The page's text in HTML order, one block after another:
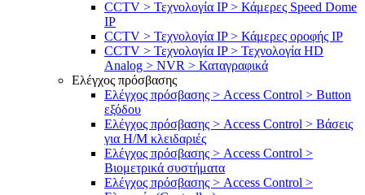
CCTV > Τεχνολογία IP > Κάμερες Speed Dome
IP
CCTV > Τεχνολογία IP > Κάμερες οροφής IP
CCTV > Τεχνολογία IP > Τεχνολογία HD
Analog > NVR > Καταγραφικά
Ελέγχος πρόσβασης
Ελέγχος πρόσβασης > Access Control > Button
εξόδου
Ελέγχος πρόσβασης > Access Control > Βάσεις
για Η/Μ κλειδαριές
Ελέγχος πρόσβασης > Access Control >
Βιομετρικά συστήματα
Ελέγχος πρόσβασης > Access Control >